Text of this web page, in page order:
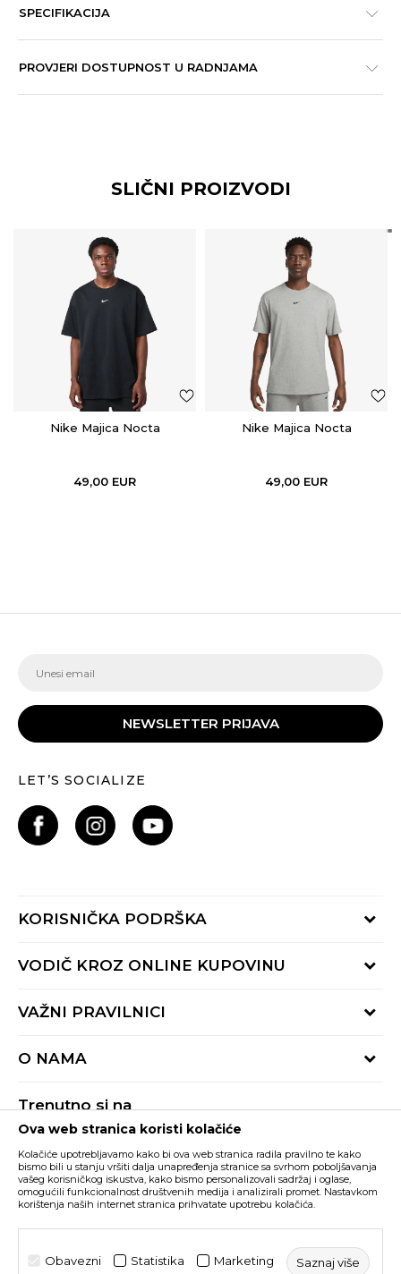
SPECIFIKACIJA
PROVJERI DOSTUPNOST U RADNJAMA
SLIČNI PROIZVODI
Nike Majica Nocta
49,00 EUR
Nike Majica Nocta
49,00 EUR
NEWSLETTER PRIJAVA
LET’S SOCIALIZE
KORISNIČKA PODRŠKA
Provjeri status porudžbine
Radno vrijeme 9-16h
VODIČ KROZ ONLINE KUPOVINU
Načini isporuke
Reklamacije
VAŽNI PRAVILNICI
Pravila Sport&Bonus programa
O NAMA
BUZZ Shopovi
Postani dio BUZZ tima
Trenutno si na
Buzz Crna Gora PROMIJENI
Nastojimo da budemo što precizniji u opisu proizvoda, prikazu slika i samih
cijena, ali ne možemo garantovati da su sve informacije kompletne i bez
grešaka. Svi artikli prikazani na sajtu su dio naše ponude i ne podrazumijeva da
su dostupni u svakom trenutku. Raspoloživost robe možete provjeriti pozivom
©2026www.buzzsneakers.me, IzradaNB SOFT. Sva prava
Ova web stranica koristi kolačiće
Kolačiće upotrebljavamo kako bi ova web stranica radila pravilno te kako
bismo bili u stanju vršiti dalja unapređenja stranice sa svrhom poboljšavanja
vašeg korisničkog iskustva, kako bismo personalizovali sadržaj i oglase,
omogućili funkcionalnost društvenih medija i analizirali promet. Nastavkom
korištenja naših internet stranica prihvatate upotrebu kolačića.
Obavezni Statistika Marketing Saznaj više